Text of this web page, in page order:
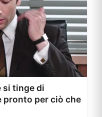
si tinge di
pronto per ciò che